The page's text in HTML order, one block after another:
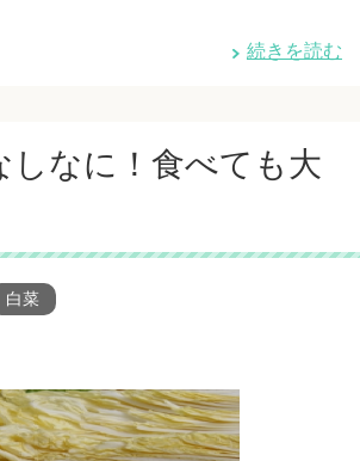
続きを読む
しなに！食べても大
白菜